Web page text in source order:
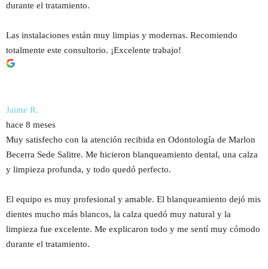
durante el tratamiento.
Las instalaciones están muy limpias y modernas. Recomiendo
totalmente este consultorio. ¡Excelente trabajo!​​​​​​​​​​​​​​​​
Jaime R.
hace 8 meses
Muy satisfecho con la atención recibida en Odontología de Marlon
Becerra Sede Salitre. Me hicieron blanqueamiento dental, una calza
y limpieza profunda, y todo quedó perfecto.
El equipo es muy profesional y amable. El blanqueamiento dejó mis
dientes mucho más blancos, la calza quedó muy natural y la
limpieza fue excelente. Me explicaron todo y me sentí muy cómodo
durante el tratamiento.